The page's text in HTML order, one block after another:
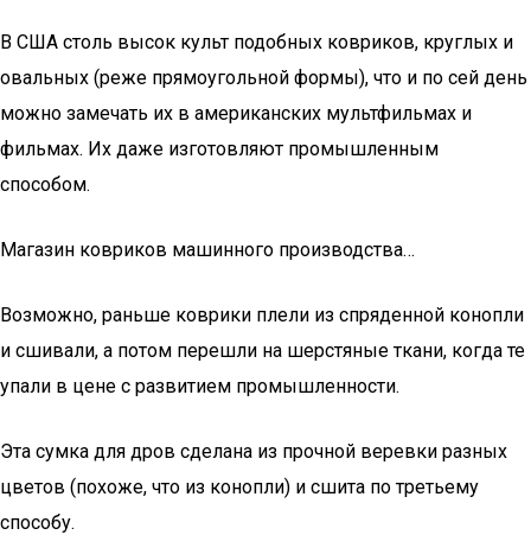
В США столь высок культ подобных ковриков, круглых и
овальных (реже прямоугольной формы), что и по сей день
можно замечать их в американских мультфильмах и
фильмах. Их даже изготовляют промышленным
способом.
Магазин ковриков машинного производства…
Возможно, раньше коврики плели из спряденной конопли
и сшивали, а потом перешли на шерстяные ткани, когда те
упали в цене с развитием промышленности.
Эта сумка для дров сделана из прочной веревки разных
цветов (похоже, что из конопли) и сшита по третьему
способу.